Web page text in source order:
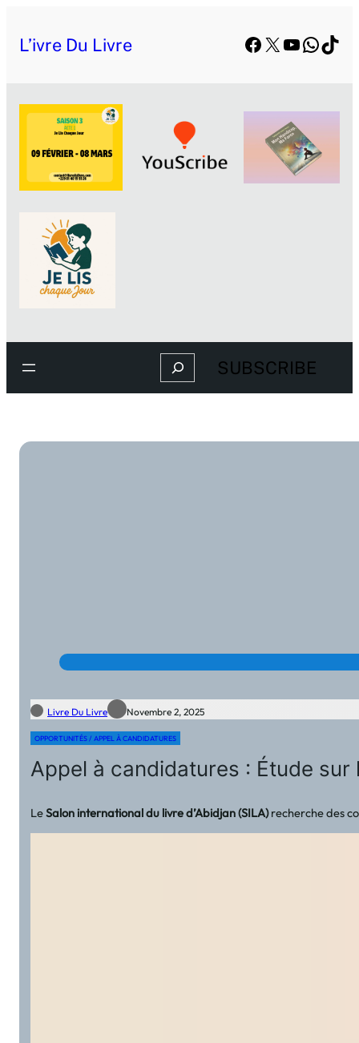
L’ivre Du Livre Facebook
X YouTube
Search SUBSCRIBE
Livre Du Livre Novembre 2, 2025
OPPORTUNITÉS / APPEL À CANDIDATURES
Appel à candidatures : Étude
LeSalon international du livre d’Abidjan (SILA)recherche des